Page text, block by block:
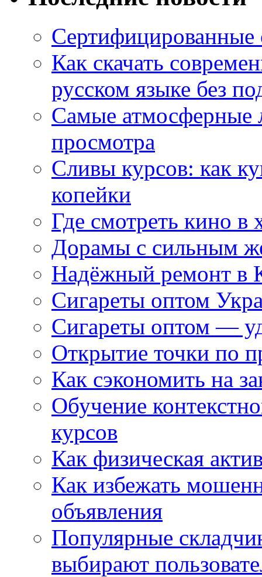
Как скачать
русском языке без
Самые атмосферные
просмотра
Сливы курсов: как
копейки
Где смотреть кино в
Дорамы с сильным
Надёжный ремонт в
Сигареты оптом
Сигареты оптом —
Открытие точки по
Как сэкономить на
Обучение
курсов
Как физическая
Как избежать
объявления
Популярные
выбирают